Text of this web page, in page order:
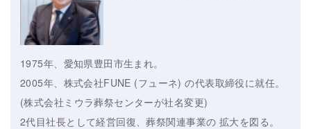
1975年、愛知県豊田市生まれ。
2005年、株式会社FUNE (フューネ) の代表取締役に就任。
(株式会社ミウラ葬祭センターが社名変更)
2代目社長として経営回復、葬祭関連事業の 拡大を図る。